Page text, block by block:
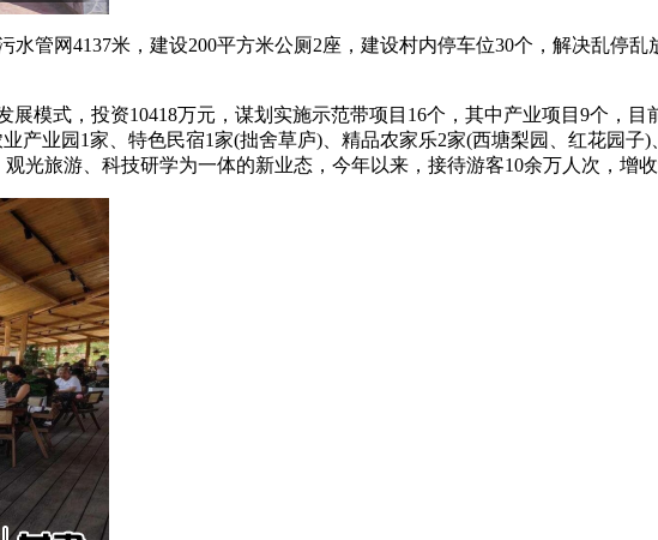
网4137米，建设200平方米公厕2座，建设村内停车位30个，解决乱停乱
式，投资10418万元，谋划实施示范带项目16个，其中产业项目9个，目
产业园1家、特色民宿1家(拙舍草庐)、精品农家乐2家(西塘梨园、红花园
光旅游、科技研学为一体的新业态，今年以来，接待游客10余万人次，增收